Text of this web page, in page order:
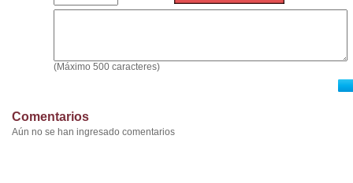
(Máximo 500 caracteres)
Comentarios
Aún no se han ingresado comentarios